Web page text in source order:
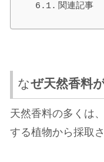
関連記事
なぜ天然香料
天然香料の多くは
する植物から採取